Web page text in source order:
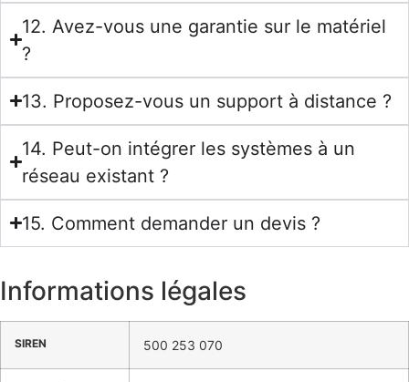
12. Avez-vous une garantie sur le matériel
?
13. Proposez-vous un support à distance ?
14. Peut-on intégrer les systèmes à un
réseau existant ?
15. Comment demander un devis ?
Informations légales
SIREN 500 253 070